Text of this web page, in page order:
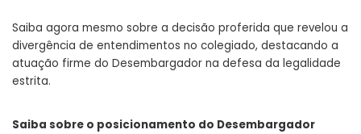
Saiba agora mesmo sobre a decisão proferida que revelou a
divergência de entendimentos no colegiado, destacando a
atuação firme do Desembargador na defesa da legalidade
estrita.
Saiba sobre o posicionamento do Desembargador